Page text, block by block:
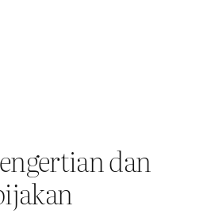
dan